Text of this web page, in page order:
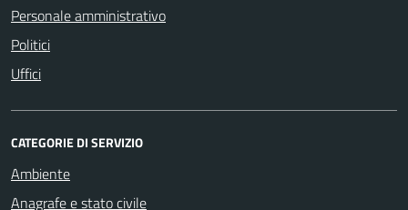
Personale amministrativo
Politici
Uffici
CATEGORIE DI SERVIZIO
Ambiente
Anagrafe e stato civile